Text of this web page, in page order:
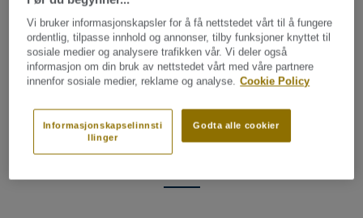
Nyanseoverganger
Vi bruker informasjonskapsler for å få nettstedet vårt til å fungere
ordentlig, tilpasse innhold og annonser, tilby funksjoner knyttet til
sosiale medier og analysere trafikken vår. Vi deler også
informasjon om din bruk av nettstedet vårt med våre partnere
innenfor sosiale medier, reklame og analyse. Cookie Policy
Godta alle cookier
Informasjonskapselinnsti
llinger